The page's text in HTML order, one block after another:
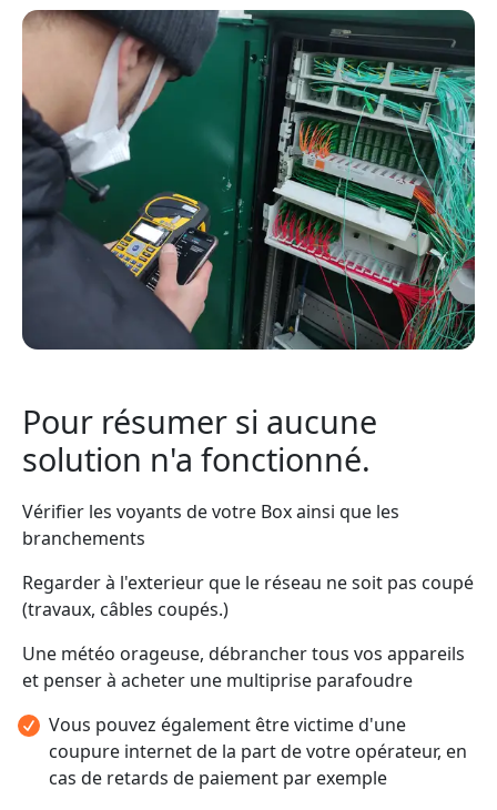
Pour résumer si aucune
solution n'a fonctionné.
Vérifier les voyants de votre Box ainsi que les
branchements
Regarder à l'exterieur que le réseau ne soit pas coupé
(travaux, câbles coupés.)
Une météo orageuse, débrancher tous vos appareils
et penser à acheter une multiprise parafoudre
Vous pouvez également être victime d'une
coupure internet de la part de votre opérateur, en
cas de retards de paiement par exemple